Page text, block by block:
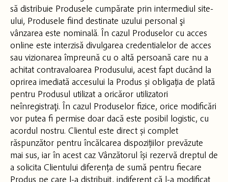
să distribuie Produsele cumpărate prin intermediul site-
ului, Produsele fiind destinate uzului personal şi
vânzarea este nominală. În cazul Produselor cu acces
online este interzisă divulgarea credentialelor de acces
sau vizionarea împreună cu o altă persoană care nu a
achitat contravaloarea Produsului, acest fapt ducând la
oprirea imediată accesului la Produs și obligația de plată
pentru Produsul utilizat a oricăror utilizatori
neînregistraţi. În cazul Produselor fizice, orice modificări
vor putea fi permise doar dacă este posibil logistic, cu
acordul nostru. Clientul este direct și complet
răspunzător pentru încălcarea dispozițiilor prevăzute
mai sus, iar în acest caz Vânzătorul își rezervă dreptul de
a solicita Clientului diferența de sumă pentru fiecare
Produs pe care l-a distribuit, indiferent că l-a modificat